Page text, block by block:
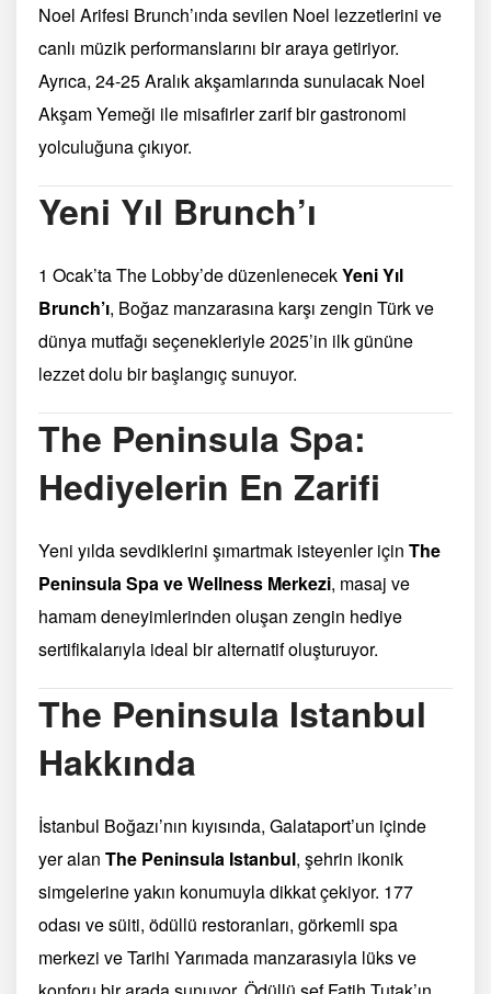
Noel Arifesi Brunch’ında sevilen Noel lezzetlerini ve
canlı müzik performanslarını bir araya getiriyor.
Ayrıca, 24-25 Aralık akşamlarında sunulacak Noel
Akşam Yemeği ile misafirler zarif bir gastronomi
yolculuğuna çıkıyor.
Yeni Yıl Brunch’ı
1 Ocak’ta The Lobby’de düzenlenecekYeni Yıl
Brunch’ı, Boğaz manzarasına karşı zengin Türk ve
dünya mutfağı seçenekleriyle 2025’in ilk gününe
lezzet dolu bir başlangıç sunuyor.
The Peninsula Spa:
Hediyelerin En Zarifi
Yeni yılda sevdiklerini şımartmak isteyenler için The
Peninsula Spa ve Wellness Merkezi, masaj ve
hamam deneyimlerinden oluşan zengin hediye
sertifikalarıyla ideal bir alternatif oluşturuyor.
The Peninsula Istanbul
Hakkında
İstanbul Boğazı’nın kıyısında, Galataport’un içinde
yer alan The Peninsula Istanbul, şehrin ikonik
simgelerine yakın konumuyla dikkat çekiyor. 177
odası ve süiti, ödüllü restoranları, görkemli spa
merkezi ve Tarihi Yarımada manzarasıyla lüks ve